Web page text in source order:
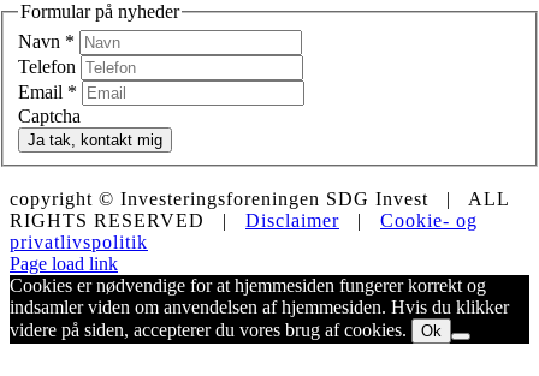
Formular på nyheder
Navn *
Telefon
Email *
Captcha
Ja tak, kontakt mig
copyright © Investeringsforeningen SDG Invest | ALL
RIGHTS RESERVED | Disclaimer | Cookie- og
privatlivspolitik
LinkedIn
X
Facebook
Instagram
Email
Page load link
Cookies er nødvendige for at hjemmesiden fungerer korrekt og
indsamler viden om anvendelsen af hjemmesiden. Hvis du klikker
videre på siden, accepterer du vores brug af cookies.
Ok